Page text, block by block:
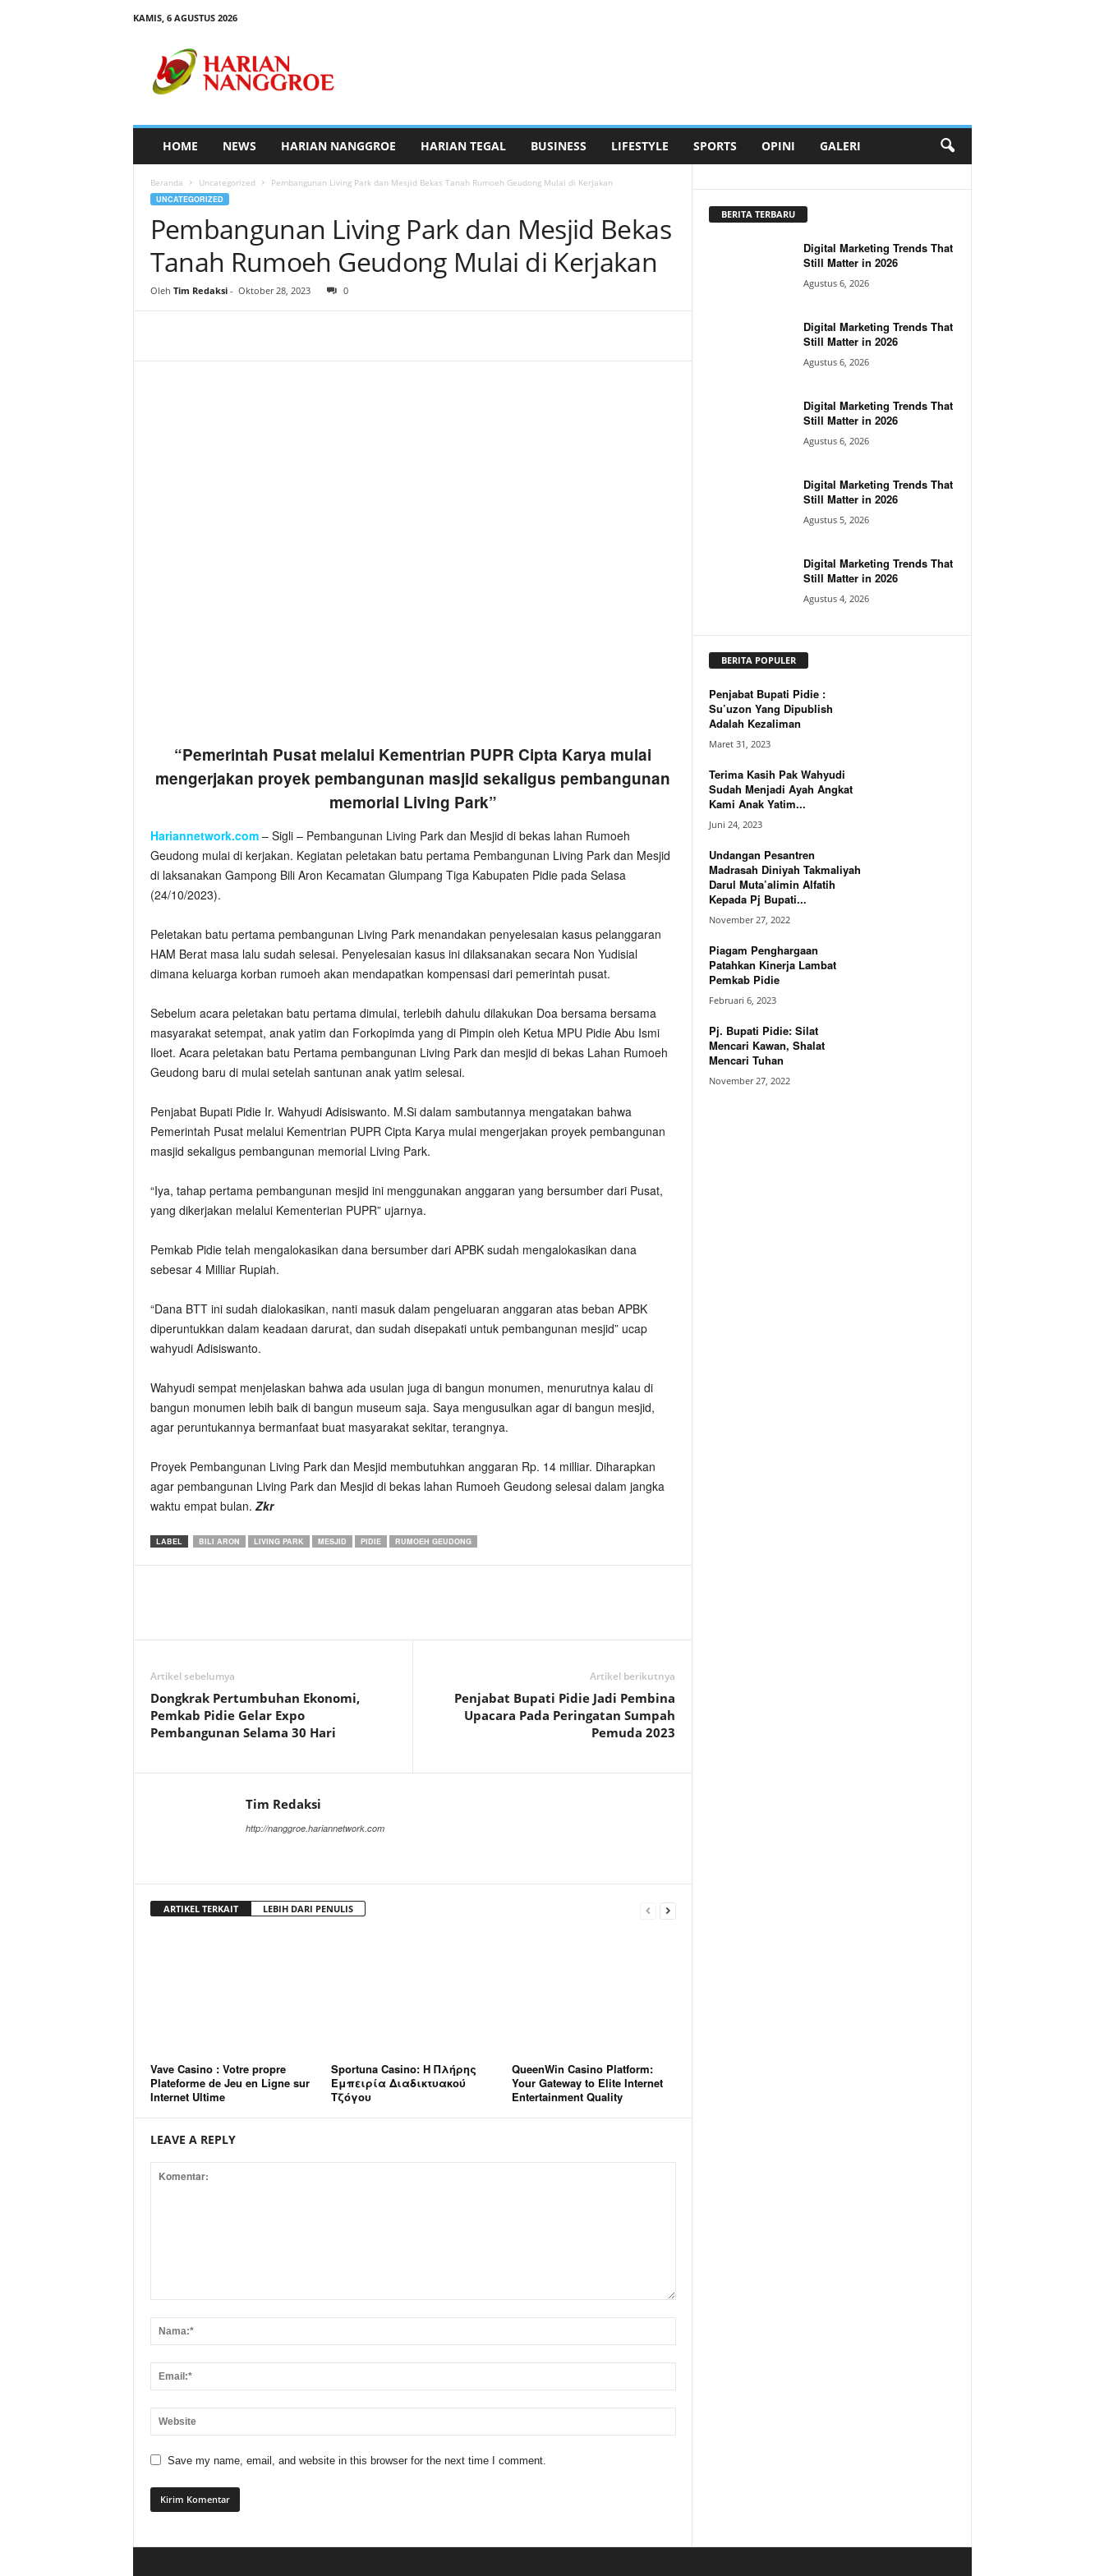
KAMIS, 6 AGUSTUS 2026
HOME NEWS HARIAN NANGGROE HARIAN TEGAL BUSINESS LIFESTYLE SPORTS OPINI GALERI
Beranda Uncategorized Pembangunan Living Park dan Mesjid Bekas Tanah Rumoeh Geudong Mulai di Kerjakan
UNCATEGORIZED
Pembangunan Living Park dan Mesjid Bekas
Tanah Rumoeh Geudong Mulai di Kerjakan
Oleh Tim Redaksi- Oktober 28, 2023 0
“Pemerintah Pusat melalui Kementrian PUPR Cipta Karya mulai
mengerjakan proyek pembangunan masjid sekaligus pembangunan
memorial Living Park”
Hariannetwork.com– Sigli – Pembangunan Living Park dan Mesjid di bekas lahan Rumoeh
Geudong mulai di kerjakan. Kegiatan peletakan batu pertama Pembangunan Living Park dan Mesjid
di laksanakan Gampong Bili Aron Kecamatan Glumpang Tiga Kabupaten Pidie pada Selasa
(24/10/2023).
Peletakan batu pertama pembangunan Living Park menandakan penyelesaian kasus pelanggaran
HAM Berat masa lalu sudah selesai. Penyelesaian kasus ini dilaksanakan secara Non Yudisial
dimana keluarga korban rumoeh akan mendapatkan kompensasi dari pemerintah pusat.
Sebelum acara peletakan batu pertama dimulai, terlebih dahulu dilakukan Doa bersama bersama
masyarakat setempat, anak yatim dan Forkopimda yang di Pimpin oleh Ketua MPU Pidie Abu Ismi
Iloet. Acara peletakan batu Pertama pembangunan Living Park dan mesjid di bekas Lahan Rumoeh
Geudong baru di mulai setelah santunan anak yatim selesai.
Penjabat Bupati Pidie Ir. Wahyudi Adisiswanto. M.Si dalam sambutannya mengatakan bahwa
Pemerintah Pusat melalui Kementrian PUPR Cipta Karya mulai mengerjakan proyek pembangunan
masjid sekaligus pembangunan memorial Living Park.
“Iya, tahap pertama pembangunan mesjid ini menggunakan anggaran yang bersumber dari Pusat,
yang dikerjakan melalui Kementerian PUPR” ujarnya.
Pemkab Pidie telah mengalokasikan dana bersumber dari APBK sudah mengalokasikan dana
sebesar 4 Milliar Rupiah.
“Dana BTT ini sudah dialokasikan, nanti masuk dalam pengeluaran anggaran atas beban APBK
diperuntukkan dalam keadaan darurat, dan sudah disepakati untuk pembangunan mesjid” ucap
wahyudi Adisiswanto.
Wahyudi sempat menjelaskan bahwa ada usulan juga di bangun monumen, menurutnya kalau di
bangun monumen lebih baik di bangun museum saja. Saya mengusulkan agar di bangun mesjid,
agar peruntukannya bermanfaat buat masyarakat sekitar, terangnya.
Proyek Pembangunan Living Park dan Mesjid membutuhkan anggaran Rp. 14 milliar. Diharapkan
agar pembangunan Living Park dan Mesjid di bekas lahan Rumoeh Geudong selesai dalam jangka
waktu empat bulan. Zkr
LABEL BILI ARON LIVING PARK MESJID PIDIE RUMOEH GEUDONG
Artikel sebelumya
Dongkrak Pertumbuhan Ekonomi,
Pemkab Pidie Gelar Expo
Pembangunan Selama 30 Hari
Artikel berikutnya
Penjabat Bupati Pidie Jadi Pembina
Upacara Pada Peringatan Sumpah
Pemuda 2023
Tim Redaksi
http://nanggroe.hariannetwork.com
ARTIKEL TERKAIT LEBIH DARI PENULIS
Vave Casino : Votre propre
Plateforme de Jeu en Ligne sur
Internet Ultime
Sportuna Casino: Η Πλήρης
Εμπειρία Διαδικτυακού
Τζόγου
QueenWin Casino Platform:
Your Gateway to Elite Internet
Entertainment Quality
LEAVE A REPLY
Save my name, email, and website in this browser for the next time I comment.
BERITA TERBARU
Digital Marketing Trends That
Still Matter in 2026
Agustus 6, 2026
Digital Marketing Trends That
Still Matter in 2026
Agustus 6, 2026
Digital Marketing Trends That
Still Matter in 2026
Agustus 6, 2026
Digital Marketing Trends That
Still Matter in 2026
Agustus 5, 2026
Digital Marketing Trends That
Still Matter in 2026
Agustus 4, 2026
BERITA POPULER
Penjabat Bupati Pidie :
Su’uzon Yang Dipublish
Adalah Kezaliman
Maret 31, 2023
Terima Kasih Pak Wahyudi
Sudah Menjadi Ayah Angkat
Kami Anak Yatim...
Juni 24, 2023
Undangan Pesantren
Madrasah Diniyah Takmaliyah
Darul Muta’alimin Alfatih
Kepada Pj Bupati...
November 27, 2022
Piagam Penghargaan
Patahkan Kinerja Lambat
Pemkab Pidie
Februari 6, 2023
Pj. Bupati Pidie: Silat
Mencari Kawan, Shalat
Mencari Tuhan
November 27, 2022